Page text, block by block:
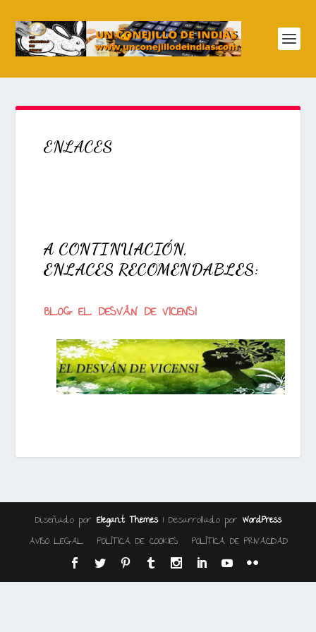
ENLACES
A CONTINUACIÓN,
ENLACES RECOMENDABLES:
BLOG EL DESVÁN DE VICENSI
Diseñado por Elegant Themes| Desarrollado por WordPress
AVISO LEGAL POLÍTICA DE COOKIES POLÍTICA DE PRIVACIDAD